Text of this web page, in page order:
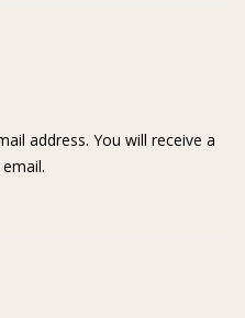
address. You will receive a